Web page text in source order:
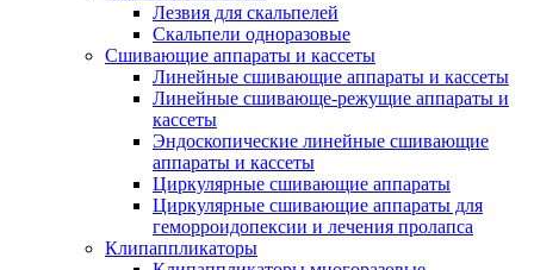
Лезвия для скальпелей
Скальпели одноразовые
Сшивающие аппараты и кассеты
Линейные сшивающие аппараты и кассеты
Линейные сшивающе-режущие аппараты и
кассеты
Эндоскопические линейные сшивающие
аппараты и кассеты
Циркулярные сшивающие аппараты
Циркулярные сшивающие аппараты для
геморроидопексии и лечения пролапса
Клипаппликаторы